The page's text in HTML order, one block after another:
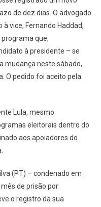
de dez dias. O advogado
vice, Fernando Haddad,
que,
à presidente – se
mudança neste sábado,
O pedido foi aceito pela
Lula, mesmo
eleitorais dentro do
aos apoiadores do
(PT) – condenado em
de prisão por
o registro da sua